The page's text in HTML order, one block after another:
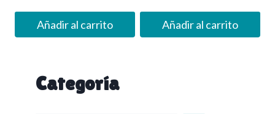
Añadir al carrito Añadir al carrito
Categoría